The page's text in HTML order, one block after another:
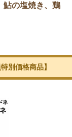
鮎の塩焼き、鶏
別価格商品】